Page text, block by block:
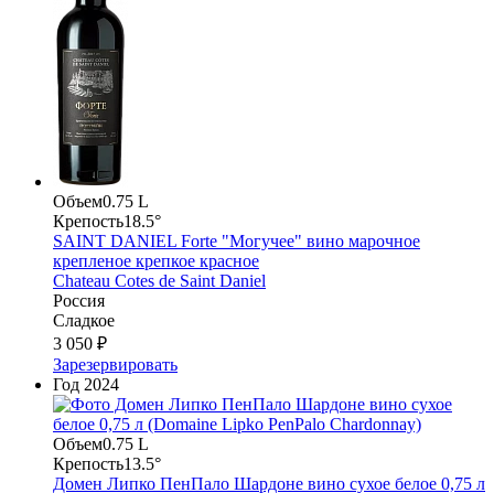
Объем0.75 L
Крепость18.5°
SAINT DANIEL Forte "Могучее" вино марочное
крепленое крепкое красное
Chateau Cotes de Saint Daniel
Россия
Сладкое
3 050 ₽
Зарезервировать
Год 2024
Объем0.75 L
Крепость13.5°
Домен Липко ПенПало Шардоне вино сухое белое 0,75 л